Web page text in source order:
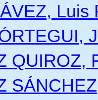
Luis
QUIROZ,